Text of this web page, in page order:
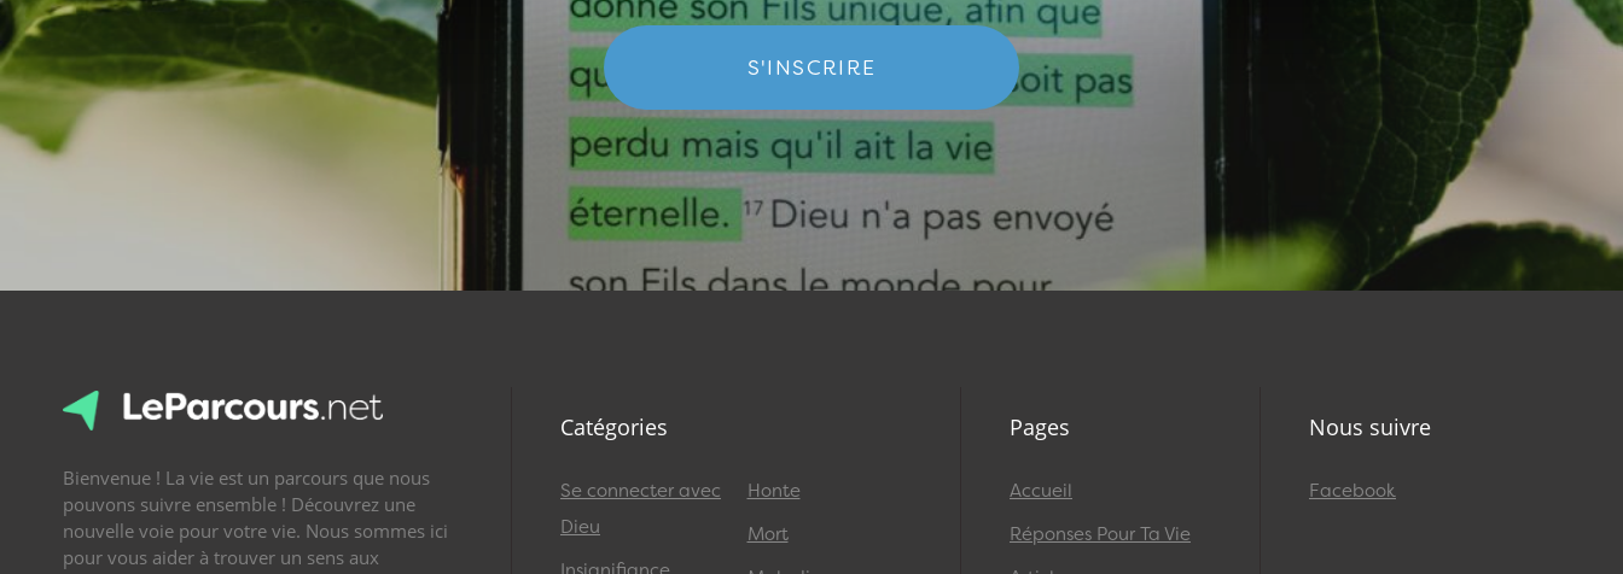
S'INSCRIRE
Bienvenue ! La vie est un parcours que nous
pouvons suivre ensemble ! Découvrez une
nouvelle voie pour votre vie. Nous sommes ici
pour vous aider à trouver un sens aux
Catégories
Se connecter avec
Dieu
Honte
Mort
Pages
Accueil
Réponses Pour Ta Vie
Nous suivre
Facebook